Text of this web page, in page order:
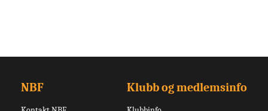
NBF Klubb og medlemsinfo